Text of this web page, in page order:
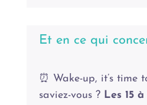
Et en ce qui
⏰ Wake-up, it’s time
saviez-vous ? Les 15